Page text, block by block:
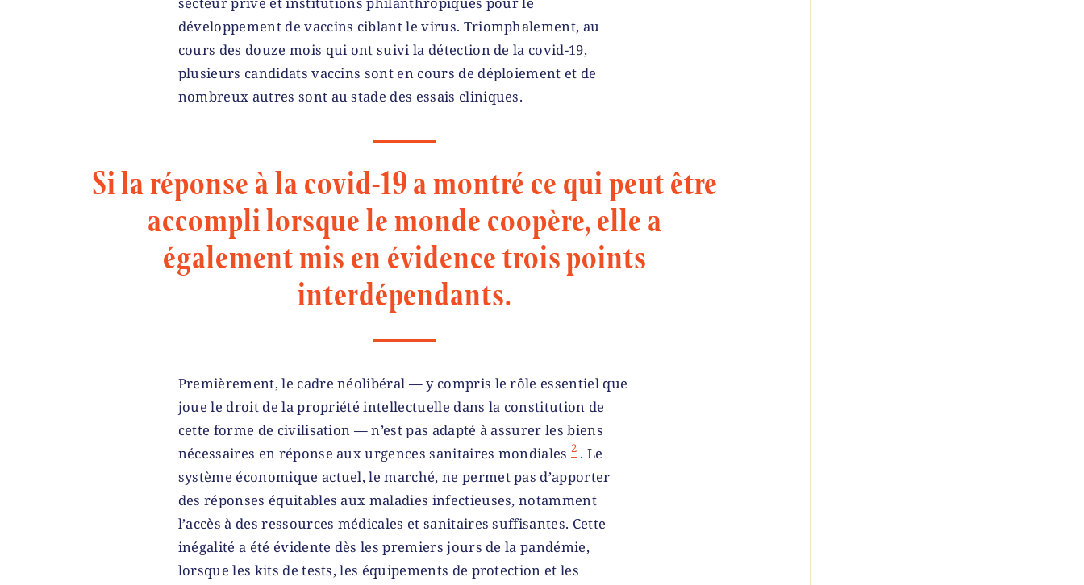
développement de vaccins ciblant le virus. Triomphalement, au
cours des douze mois qui ont suivi la détection de la covid-19,
plusieurs candidats vaccins sont en cours de déploiement et de
nombreux autres sont au stade des essais cliniques.
Si la réponse à la covid-19 a montré ce qui peut être
accompli lorsque le monde coopère, elle a
également mis en évidence trois points
interdépendants.
Premièrement, le cadre néolibéral — y compris le rôle essentiel que
joue le droit de la propriété intellectuelle dans la constitution de
cette forme de civilisation — n’est pas adapté à assurer les biens
nécessaires en réponse aux urgences sanitaires mondiales 2 . Le
système économique actuel, le marché, ne permet pas d’apporter
des réponses équitables aux maladies infectieuses, notamment
l’accès à des ressources médicales et sanitaires suffisantes. Cette
inégalité a été évidente dès les premiers jours de la pandémie,
lorsque les kits de tests, les équipements de protection et les